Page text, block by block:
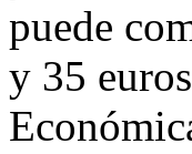
puede
y 35